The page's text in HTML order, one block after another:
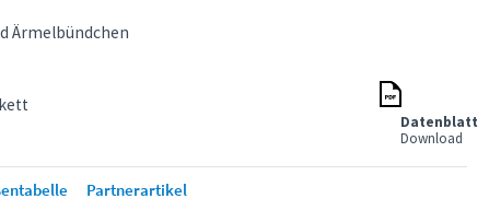
Ärmelbündchen
Datenblatt
Download
Partnerartikel